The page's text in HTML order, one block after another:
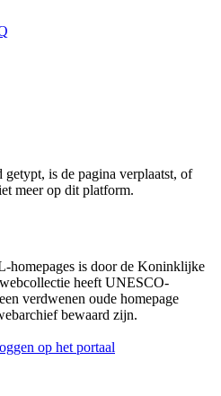
getypt, is de pagina verplaatst, of
meer op dit platform.
homepages is door de Koninklijke
heeft UNESCO-
verdwenen oude homepage
bewaard zijn.
op het portaal